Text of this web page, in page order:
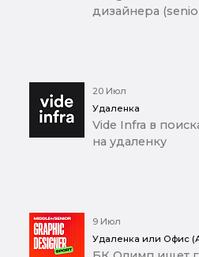
дизайнера
20 Июл
Удаленка
Vide Infra в
на удаленку
9 Июл
Удаленка или Офис